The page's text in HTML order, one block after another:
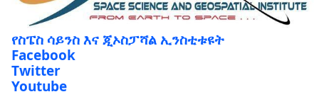
የስፔስ ሳይንስ እና ጂኦስፓሻል ኢንስቲቱዩት
Facebook
Twitter
Youtube